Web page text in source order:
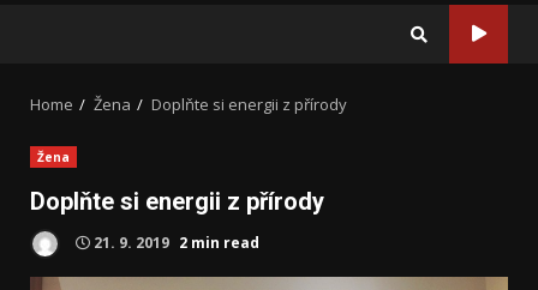
Home Žena Doplňte si energii z přírody
Žena
Doplňte si energii z přírody
21. 9. 2019 2 min read